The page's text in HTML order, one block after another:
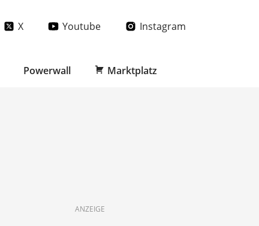
X Youtube Instagram
Powerwall Marktplatz
ANZEIGE